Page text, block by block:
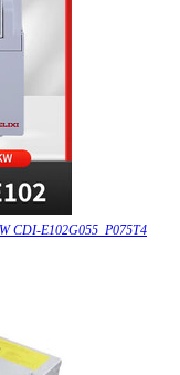
CDI-E102G055_P075T4